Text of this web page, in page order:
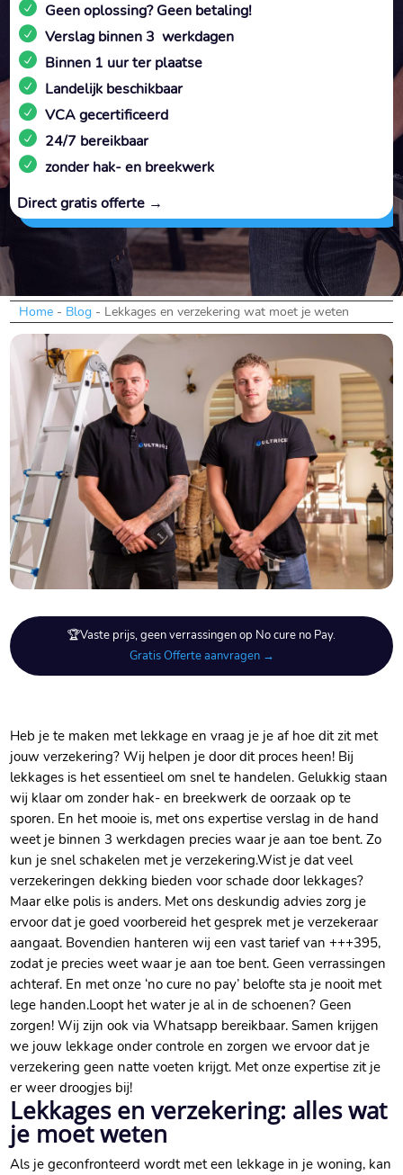
Geen oplossing? Geen betaling!
Verslag binnen 3 werkdagen
Binnen 1 uur ter plaatse
Landelijk beschikbaar
VCA gecertificeerd
24/7 bereikbaar
zonder hak- en breekwerk
Direct gratis offerte →
Home- Blog- Lekkages en verzekering wat moet je weten
🏆Vaste prijs, geen verrassingen op No cure no Pay.
Gratis Offerte aanvragen →
Heb je te maken met lekkage en vraag je je af hoe dit zit met
jouw verzekering? Wij helpen je door dit proces heen! Bij
lekkages is het essentieel om snel te handelen.​ Gelukkig staan
wij klaar om zonder hak- en breekwerk de oorzaak op te
sporen.​ En het mooie is, met ons expertise verslag in de hand
weet je binnen 3 werkdagen precies waar je aan toe bent.​ Zo
kun je snel schakelen met je verzekering.​ Wist je dat veel
verzekeringen dekking bieden voor schade door lekkages?
Maar elke polis is anders.​ Met ons deskundig advies zorg je
ervoor dat je goed voorbereid het gesprek met je verzekeraar
aangaat.​ Bovendien hanteren wij een vast tarief van +++395,
zodat je precies weet waar je aan toe bent.​ Geen verrassingen
achteraf.​ En met onze ‘no cure no pay’ belofte sta je nooit met
lege handen.​ Loopt het water je al in de schoenen? Geen
zorgen! Wij zijn ook via Whatsapp bereikbaar.​ Samen krijgen
we jouw lekkage onder controle en zorgen we ervoor dat je
verzekering geen natte voeten krijgt.​ Met onze expertise zit je
er weer droogjes bij!
Lekkages en verzekering: alles wat
je moet weten
Als je geconfronteerd wordt met een lekkage in je woning, kan